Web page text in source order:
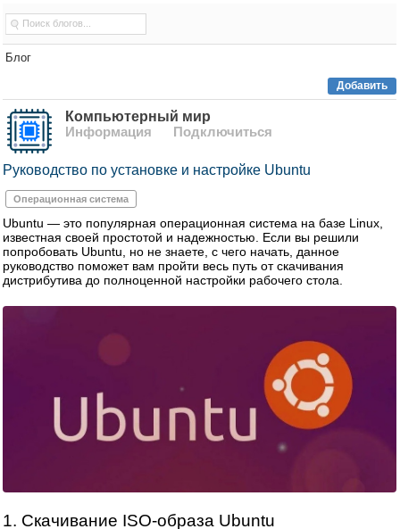
Блог
Добавить
Компьютерный мир
Информация
Подключиться
Руководство по установке и настройке Ubuntu
Операционная система
Ubuntu — это популярная операционная система на базе Linux,
известная своей простотой и надежностью. Если вы решили
попробовать Ubuntu, но не знаете, с чего начать, данное
руководство поможет вам пройти весь путь от скачивания
дистрибутива до полноценной настройки рабочего стола.
1. Скачивание ISO-образа Ubuntu